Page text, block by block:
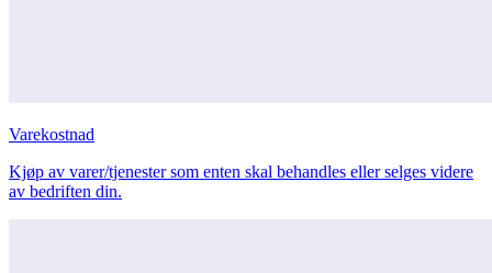
Varekostnad
Kjøp av varer/tjenester som enten skal behandles eller selges videre
av bedriften din.